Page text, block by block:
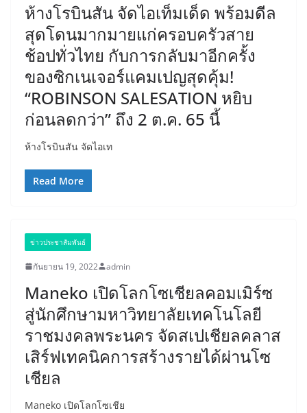
ห้างโรบินสัน จัดไอเท็มเด็ด พร้อมดีล
สุดโดนมากมายแก่ครอบครัวสาย
ช้อปทั่วไทย กับการกลับมาอีกครั้ง
ของซิกเนเจอร์แคมเปญสุดคุ้ม!
“ROBINSON SALESATION หยิบ
ก่อนลดกว่า” ถึง 2 ต.ค. 65 นี้
ห้างโรบินสัน จัดไอเท
Read More
ข่าวประชาสัมพันธ์
กันยายน 19, 2022 admin
Maneko เปิดโลกโซเชียลคอมเมิร์ซ
สู่นักศึกษามหาวิทยาลัยเทคโนโลยี
ราชมงคลพระนคร จัดสเปเชียลคลาส
เสิร์ฟเทคนิคการสร้างรายได้ผ่านโซ
เชียล
Maneko เปิดโลกโซเชีย